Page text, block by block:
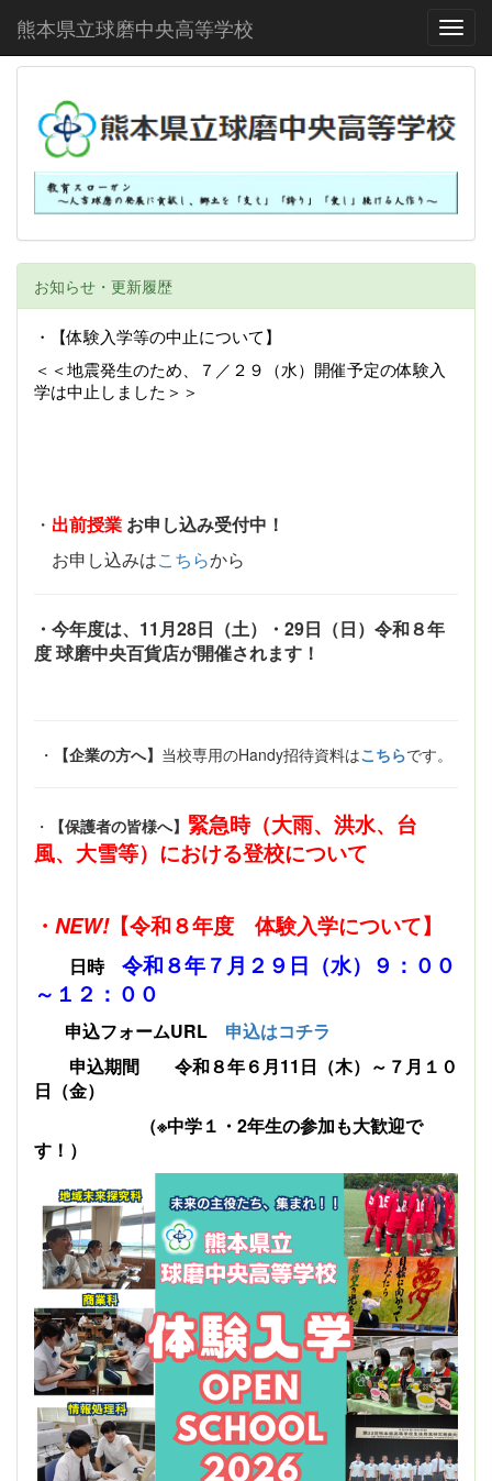
熊本県立球磨中央高等学校
お知らせ・更新履歴
・【体験入学等の中止について】
＜＜地震発生のため、７／２９（水）開催予定の体験入
学は中止しました＞＞
・ 出前授業 お申し込み受付中！
お申し込みはこちらから
・今年度は、11月28日（土）・29日（日）令和８年
度 球磨中央百貨店が開催されます！
・ 【企業の方へ】 当校専用のHandy招待資料はこちらです。
・ 【保護者の皆様へ】 緊急時（大雨、洪水、台
風、大雪等）における登校について
・ NEW!【令和８年度 体験入学について】
日時 令和８年７月２９日（水）９：００
～１２：００
申込フォームURL 申込はコチラ
申込期間 令和８年６月11日（木）～７月１０
日（金）
（※中学１・2年生の参加も大歓迎で
す！）